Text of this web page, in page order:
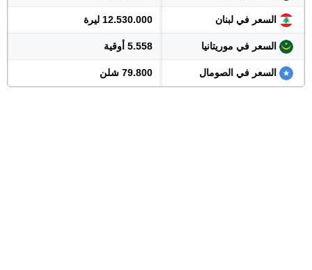
السعر في لبنان 12.530.000 ليرة
السعر في موريتانيا 5.558 أوقية
السعر في الصومال 79.800 شلن